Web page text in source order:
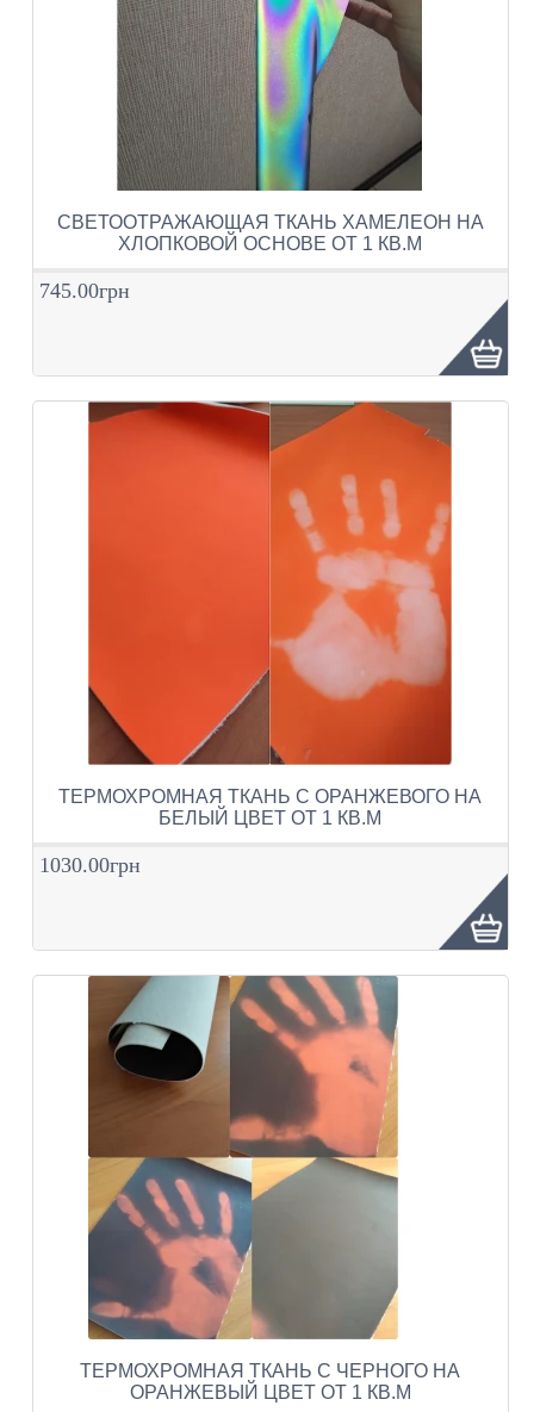
СВЕТООТРАЖАЮЩАЯ ТКАНЬ ХАМЕЛЕОН НА
ХЛОПКОВОЙ ОСНОВЕ ОТ 1 КВ.М
745.00грн
ТЕРМОХРОМНАЯ ТКАНЬ С ОРАНЖЕВОГО НА
БЕЛЫЙ ЦВЕТ ОТ 1 КВ.М
1030.00грн
ТЕРМОХРОМНАЯ ТКАНЬ С ЧЕРНОГО НА
ОРАНЖЕВЫЙ ЦВЕТ ОТ 1 КВ.М